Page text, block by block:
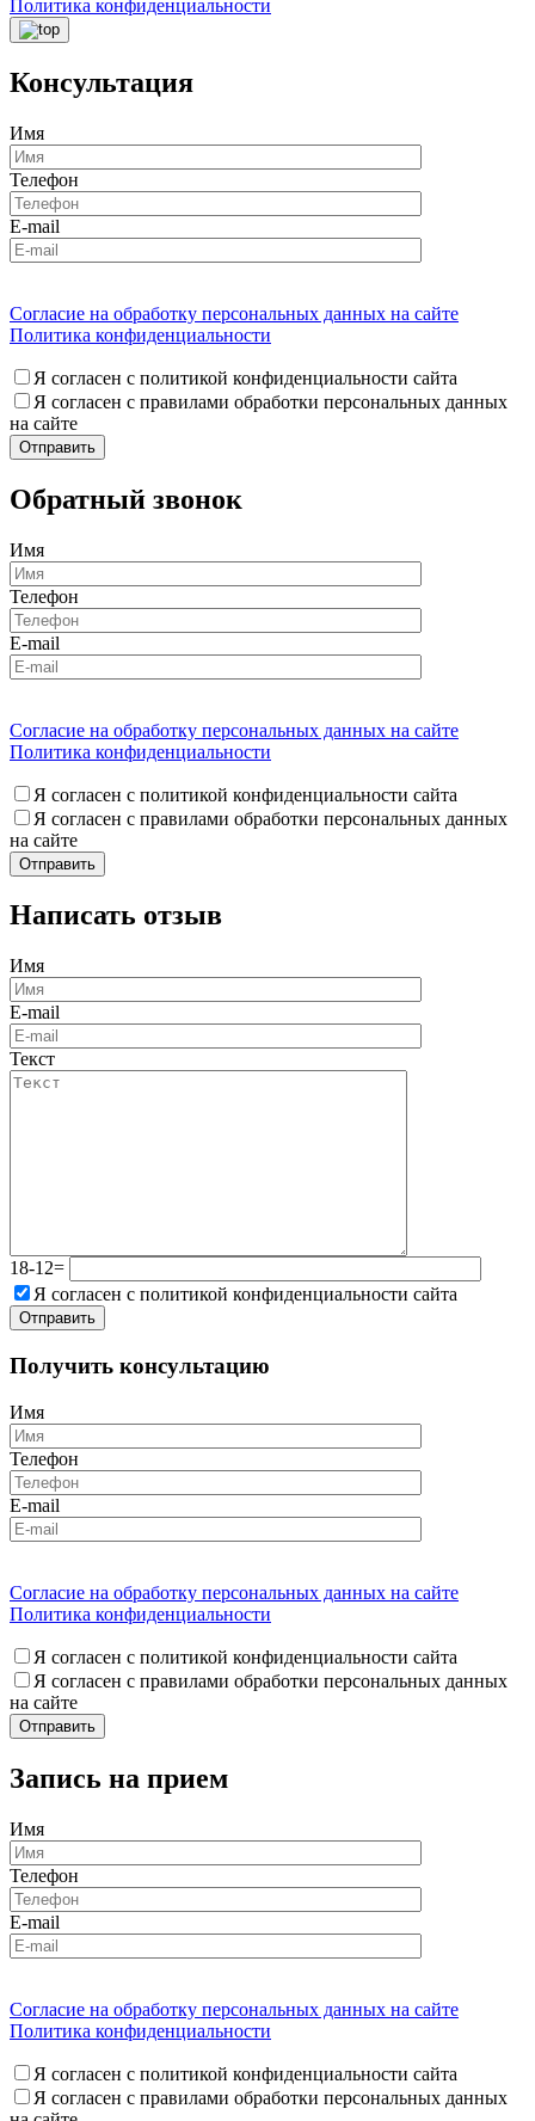
Политика конфиденциальности
Консультация
Имя
Телефон
E-mail
Согласие на обработку персональных данных на сайте
Политика конфиденциальности
Я согласен с политикой конфиденциальности сайта
Я согласен с правилами обработки персональных данных
на сайте
Обратный звонок
Имя
Телефон
E-mail
Согласие на обработку персональных данных на сайте
Политика конфиденциальности
Я согласен с политикой конфиденциальности сайта
Я согласен с правилами обработки персональных данных
на сайте
Написать отзыв
Имя
E-mail
Текст
18-12=
Я согласен с политикой конфиденциальности сайта
Получить консультацию
Имя
Телефон
E-mail
Согласие на обработку персональных данных на сайте
Политика конфиденциальности
Я согласен с политикой конфиденциальности сайта
Я согласен с правилами обработки персональных данных
на сайте
Запись на прием
Имя
Телефон
E-mail
Согласие на обработку персональных данных на сайте
Политика конфиденциальности
Я согласен с политикой конфиденциальности сайта
Я согласен с правилами обработки персональных данных